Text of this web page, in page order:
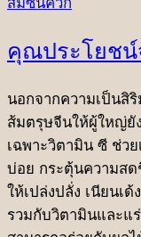
คุณประโยชน์
นอกจากความเป็นสิ
ส้มตรุษจีนให้ผู้ใหญ่ยั
เฉพาะวิตามิน ซี ช่ว
บ่อย กระตุ้นความส
ให้เปล่งปลั่ง เนียนเ
รวมกับวิตามินและแ